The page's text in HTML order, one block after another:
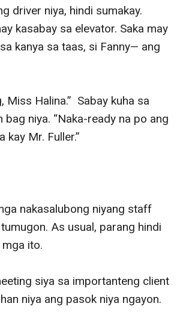
driver niya, hindi sumakay.
kasabay sa elevator. Saka may
kanya sa taas, si Fanny— ang
Miss Halina.”  Sabay kuha sa
bag niya. “Naka-ready na po ang
kay Mr. Fuller.”
nakasalubong niyang staff
As usual, parang hindi
ito.
siya sa importanteng client
niya ang pasok niya ngayon.